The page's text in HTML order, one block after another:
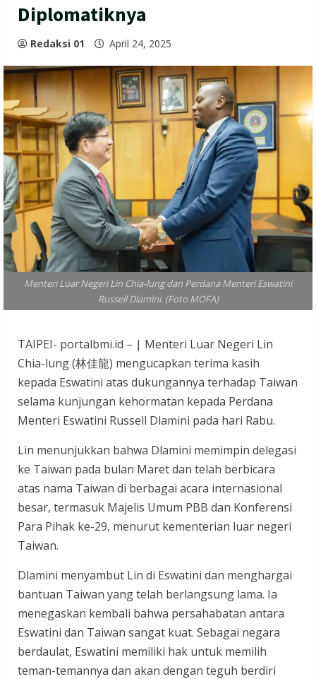
Diplomatiknya
Redaksi 01 April 24, 2025
Menteri Luar Negeri Lin Chia-lung dan Perdana Menteri Eswatini
Russell Dlamini. (Foto MOFA)
TAIPEI- portalbmi.id – | Menteri Luar Negeri Lin
Chia-lung (林佳龍) mengucapkan terima kasih
kepada Eswatini atas dukungannya terhadap Taiwan
selama kunjungan kehormatan kepada Perdana
Menteri Eswatini Russell Dlamini pada hari Rabu.
Lin menunjukkan bahwa Dlamini memimpin delegasi
ke Taiwan pada bulan Maret dan telah berbicara
atas nama Taiwan di berbagai acara internasional
besar, termasuk Majelis Umum PBB dan Konferensi
Para Pihak ke-29, menurut kementerian luar negeri
Taiwan.
Dlamini menyambut Lin di Eswatini dan menghargai
bantuan Taiwan yang telah berlangsung lama. Ia
menegaskan kembali bahwa persahabatan antara
Eswatini dan Taiwan sangat kuat. Sebagai negara
berdaulat, Eswatini memiliki hak untuk memilih
teman-temannya dan akan dengan teguh berdiri